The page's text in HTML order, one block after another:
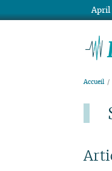
Accueil
April